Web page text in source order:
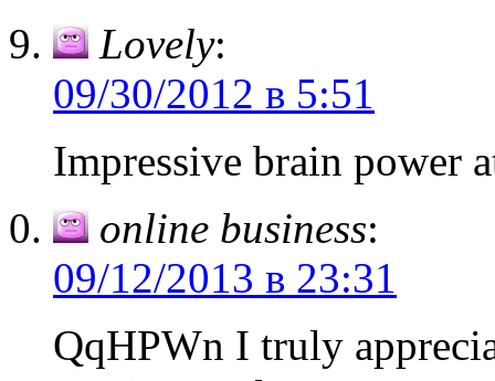
Lovely:
09/30/2012 в 5:51
Impressive brain power
online business:
09/12/2013 в 23:31
QqHPWn I truly